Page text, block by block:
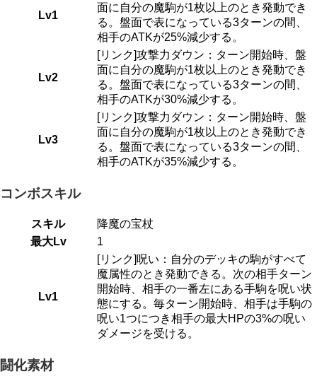
Lv1
面に自分の魔駒が1枚以上のとき発動でき
る。盤面で表になっている3ターンの間、
相手のATKが25%減少する。
Lv2
[リンク]攻撃力ダウン：ターン開始時、盤
面に自分の魔駒が1枚以上のとき発動でき
る。盤面で表になっている3ターンの間、
相手のATKが30%減少する。
Lv3
[リンク]攻撃力ダウン：ターン開始時、盤
面に自分の魔駒が1枚以上のとき発動でき
る。盤面で表になっている3ターンの間、
相手のATKが35%減少する。
コンボスキル
スキル
降魔の宝杖
最大Lv
1
Lv1
[リンク]呪い：自分のデッキの駒がすべて
魔属性のとき発動できる。次の相手ターン
開始時、相手の一番左にある手駒を呪い状
態にする。毎ターン開始時、相手は手駒の
呪い1つにつき相手の最大HPの3%の呪い
ダメージを受ける。
闘化素材